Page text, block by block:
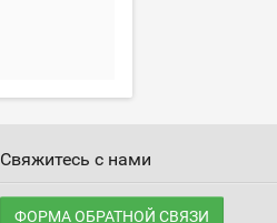
Свяжитесь с нами
ФОРМА ОБРАТНОЙ СВЯЗИ